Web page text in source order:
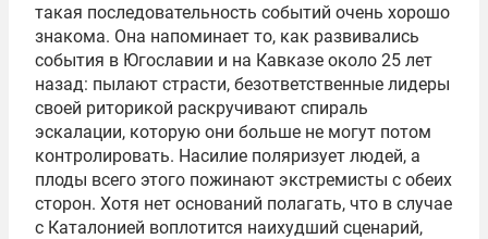
такая последовательность событий очень хорошо
знакома. Она напоминает то, как развивались
события в Югославии и на Кавказе около 25 лет
назад: пылают страсти, безответственные лидеры
своей риторикой раскручивают спираль
эскалации, которую они больше не могут потом
контролировать. Насилие поляризует людей, а
плоды всего этого пожинают экстремисты с обеих
сторон. Хотя нет оснований полагать, что в случае
с Каталонией воплотится наихудший сценарий,